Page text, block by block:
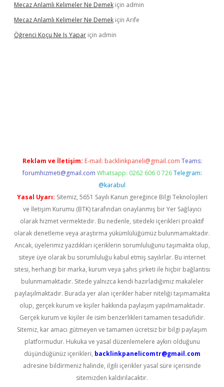
Mecaz Anlamlı Kelimeler Ne Demek için admin
Mecaz Anlamlı Kelimeler Ne Demek için Arife
Öğrenci Koçu Ne Iş Yapar için admin
Reklam ve İletişim: E-mail: backlinkpaneli@gmail.com Teams:
forumhizmeti@gmail.com Whatsapp: 0262 606 0 726 Telegram:
@karabul
Yasal Uyarı: Sitemiz, 5651 Sayılı Kanun gereğince Bilgi Teknolojileri
ve İletişim Kurumu (BTK) tarafından onaylanmış bir Yer Sağlayıcı
olarak hizmet vermektedir. Bu nedenle, sitedeki içerikleri proaktif
olarak denetleme veya araştırma yükümlülüğümüz bulunmamaktadır.
Ancak, üyelerimiz yazdıkları içeriklerin sorumluluğunu taşımakta olup,
siteye üye olarak bu sorumluluğu kabul etmiş sayılırlar. Bu internet
sitesi, herhangi bir marka, kurum veya şahıs şirketi ile hiçbir bağlantısı
bulunmamaktadır. Sitede yalnızca kendi hazırladığımız makaleler
paylaşılmaktadır. Burada yer alan içerikler haber niteliği taşımamakta
olup, gerçek kurum ve kişiler hakkında paylaşım yapılmamaktadır.
Gerçek kurum ve kişiler ile isim benzerlikleri tamamen tesadüfidir.
Sitemiz, kar amacı gütmeyen ve tamamen ücretsiz bir bilgi paylaşım
platformudur. Hukuka ve yasal düzenlemelere aykırı olduğunu
düşündüğünüz içerikleri, backlinkpanelicomtr@gmail.com
adresine bildirmeniz halinde, ilgili içerikler yasal süre içerisinde
sitemizden kaldırılacaktır.